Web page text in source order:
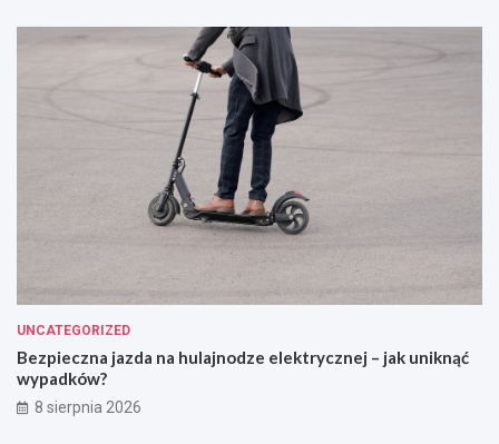
UNCATEGORIZED
Bezpieczna jazda na hulajnodze elektrycznej – jak uniknąć
wypadków?
8 sierpnia 2026